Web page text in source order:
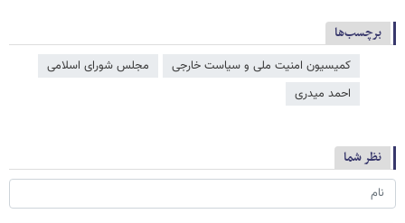
برچسب‌ها
کمیسیون امنیت ملی و سیاست خارجی
مجلس شورای اسلامی
احمد میدری
نظر شما